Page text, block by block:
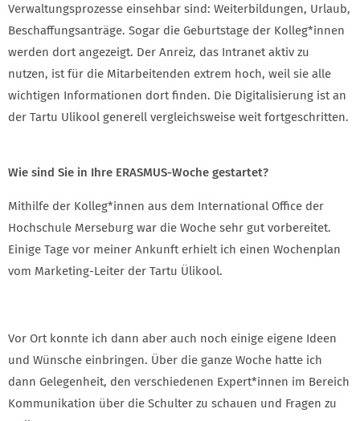
Verwaltungsprozesse einsehbar sind: Weiterbildungen, Urlaub,
Beschaffungsanträge. Sogar die Geburtstage der Kolleg*innen
werden dort angezeigt. Der Anreiz, das Intranet aktiv zu
nutzen, ist für die Mitarbeitenden extrem hoch, weil sie alle
wichtigen Informationen dort finden. Die Digitalisierung ist an
der Tartu Ulikool generell vergleichsweise weit fortgeschritten.
Wie sind Sie in Ihre ERASMUS-Woche gestartet?
Mithilfe der Kolleg*innen aus dem International Office der
Hochschule Merseburg war die Woche sehr gut vorbereitet.
Einige Tage vor meiner Ankunft erhielt ich einen Wochenplan
vom Marketing-Leiter der Tartu Ülikool.
Vor Ort konnte ich dann aber auch noch einige eigene Ideen
und Wünsche einbringen. Über die ganze Woche hatte ich
dann Gelegenheit, den verschiedenen Expert*innen im Bereich
Kommunikation über die Schulter zu schauen und Fragen zu